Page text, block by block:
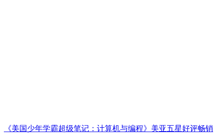
《美国少年学霸超级笔记：计算机与编程》美亚五星好评畅销